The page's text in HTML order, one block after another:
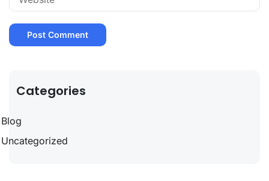
Categories
Blog
Uncategorized